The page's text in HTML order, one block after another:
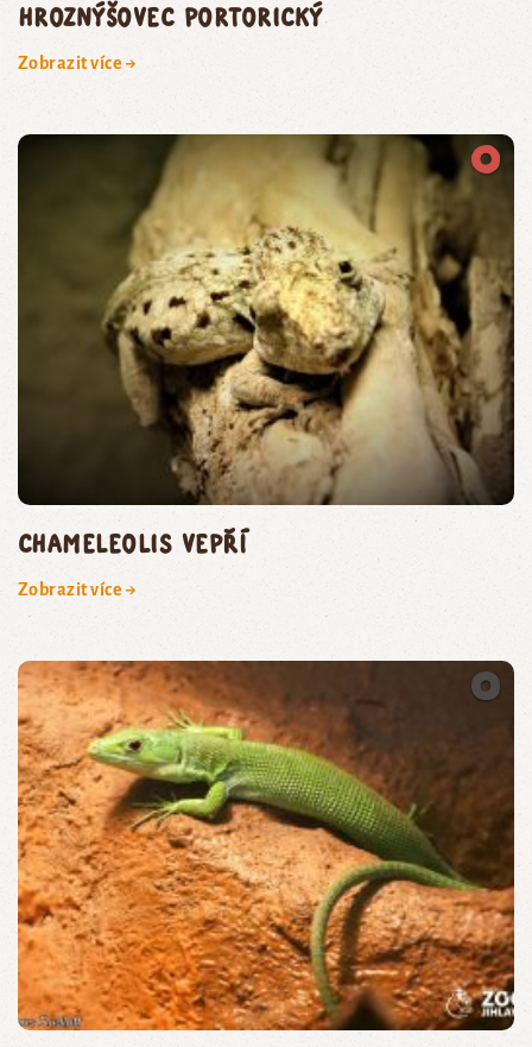
hroznýšovec portorický
Zobrazit více →
chameleolis vepří
Zobrazit více →